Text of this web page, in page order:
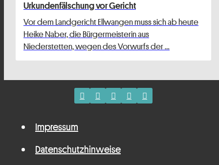
Urkundenfälschung vor Gericht
Vor dem Landgericht Ellwangen muss sich ab heute
Heike Naber, die Bürgermeisterin aus
Niederstetten, wegen des Vorwurfs der …
Impressum
Datenschutzhinweise